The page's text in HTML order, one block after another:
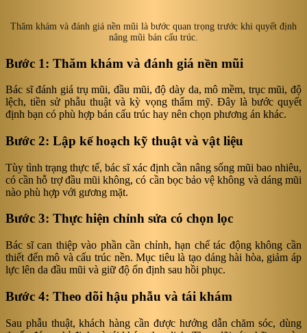
Thăm khám và đánh giá nền mũi là bước quan trọng trước khi quyết định
nâng mũi bán cấu trúc.
Bước 1: Thăm khám và đánh giá nền mũi
Bác sĩ đánh giá trụ mũi, đầu mũi, độ dày da, mô mềm, trục mũi, độ
lệch, tiền sử phẫu thuật và kỳ vọng thẩm mỹ. Đây là bước quyết
định bạn có phù hợp bán cấu trúc hay nên chọn phương án khác.
Bước 2: Lập kế hoạch kỹ thuật và vật liệu
Tùy tình trạng thực tế, bác sĩ xác định cần nâng sống mũi bao nhiêu,
có cần hỗ trợ đầu mũi không, có cần bọc bảo vệ không và dáng mũi
nào phù hợp với gương mặt.
Bước 3: Thực hiện chỉnh sửa có chọn lọc
Bác sĩ can thiệp vào phần cần chỉnh, hạn chế tác động không cần
thiết đến mô và cấu trúc nền. Mục tiêu là tạo dáng hài hòa, giảm áp
lực lên da đầu mũi và giữ độ ổn định sau hồi phục.
Bước 4: Theo dõi hậu phẫu và tái khám
Sau phẫu thuật, khách hàng cần được hướng dẫn chăm sóc, dùng